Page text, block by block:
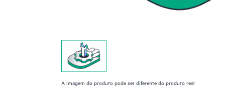
A imagem do produto pode ser diferente do produto real